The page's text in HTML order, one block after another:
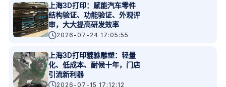
上海3D打印：赋能汽车零件
结构验证、功能验证、外观评
审，大大提高研发效率
2026-07-24 17:05:55
上海3D打印貔貅雕塑：轻量
化、低成本、耐候十年，门店
引流新利器
2026-07-15 17:12:12